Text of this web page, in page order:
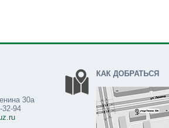
30а
94
КАК ДОБРАТЬСЯ